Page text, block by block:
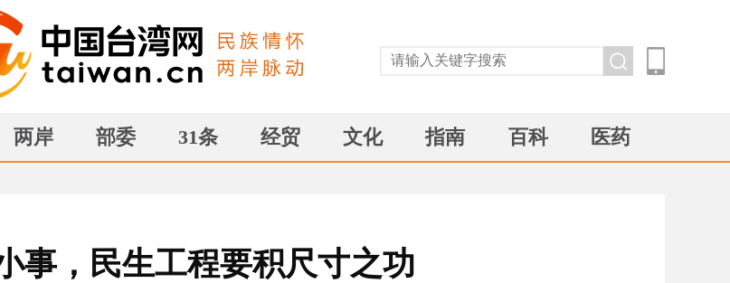
两岸 部委 31条 经贸 文化 指南 百科 医药
事，民生工程要积尺寸之功